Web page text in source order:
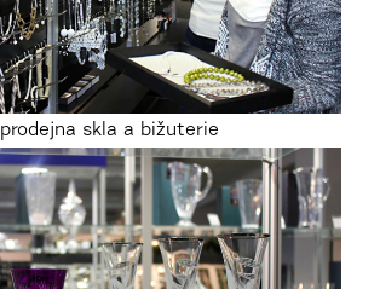
prodejna skla a bižuterie